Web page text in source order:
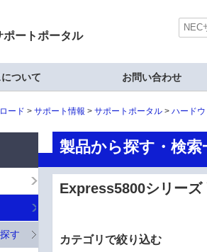
ポートポータル
ついて お問い合わせ
ード サポート情報 サポートポータル ハード
製品から探す・検
Express5800シリー
カテゴリで絞り込む
す